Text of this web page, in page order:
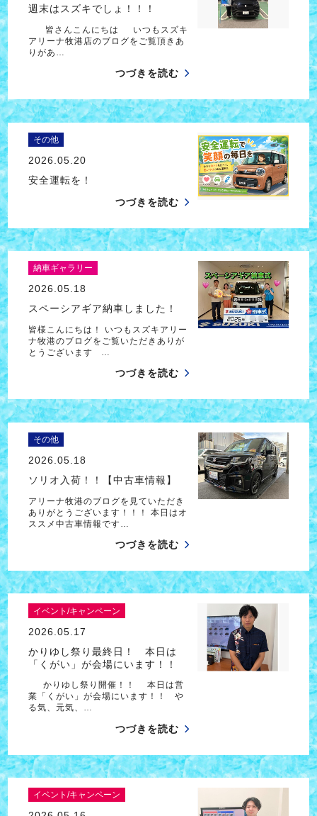
週末はスズキでしょ！！！
皆さんこんにちは いつもスズキ
アリーナ牧港店のブログをご覧頂きあ
りがあ…
つづきを読む
その他
2026.05.20
安全運転を！
つづきを読む
納車ギャラリー
2026.05.18
スペーシアギア納車しました！
皆様こんにちは！ いつもスズキアリー
ナ牧港のブログをご覧いただきありが
とうございます …
つづきを読む
その他
2026.05.18
ソリオ入荷！！【中古車情報】
アリーナ牧港のブログを見ていただき
ありがとうございます！！！ 本日はオ
ススメ中古車情報です…
つづきを読む
イベント/キャンペーン
2026.05.17
かりゆし祭り最終日！ 本日は
「くがい」が会場にいます！！
かりゆし祭り開催！！ 本日は営
業「くがい」が会場にいます！！ や
る気、元気、…
つづきを読む
イベント/キャンペーン